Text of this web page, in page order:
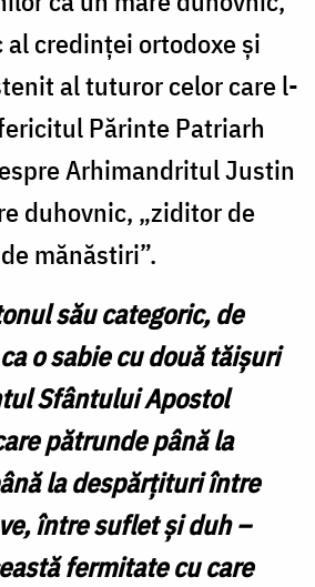
credinței ortodoxe și
al tuturor celor care l-
Părinte Patriarh
Arhimandritul Justin
duhovnic, „ziditor de
mănăstiri”.
său categoric, de
o sabie cu două tăișuri
Sfântului Apostol
pătrunde până la
la despărțituri între
între suflet și duh –
fermitate cu care